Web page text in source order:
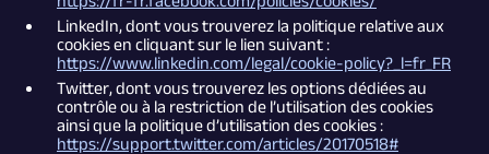
LinkedIn, dont vous trouverez la politique relative aux
cookies en cliquant sur le lien suivant :
https://www.linkedin.com/legal/cookie-policy?_l=fr_FR
Twitter, dont vous trouverez les options dédiées au
contrôle ou à la restriction de l’utilisation des cookies
ainsi que la politique d’utilisation des cookies :
https://support.twitter.com/articles/20170518#